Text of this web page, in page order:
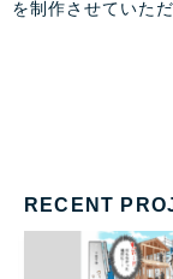
を制作させていた
RECENT